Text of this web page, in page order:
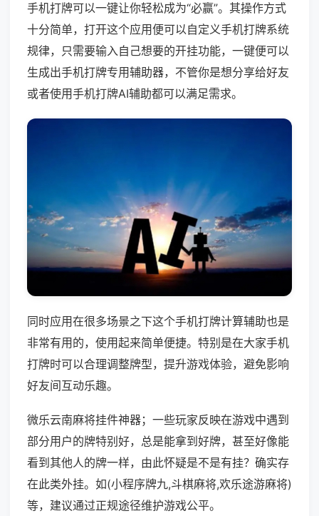
手机打牌可以一键让你轻松成为“必赢”。其操作方式
十分简单，打开这个应用便可以自定义手机打牌系统
规律，只需要输入自己想要的开挂功能，一键便可以
生成出手机打牌专用辅助器，不管你是想分享给好友
或者使用手机打牌AI辅助都可以满足需求。
同时应用在很多场景之下这个手机打牌计算辅助也是
非常有用的，使用起来简单便捷。特别是在大家手机
打牌时可以合理调整牌型，提升游戏体验，避免影响
好友间互动乐趣。
微乐云南麻将挂件神器；一些玩家反映在游戏中遇到
部分用户的牌特别好，总是能拿到好牌，甚至好像能
看到其他人的牌一样，由此怀疑是不是有挂？确实存
在此类外挂。如(小程序牌九,斗棋麻将,欢乐途游麻将)
等，建议通过正规途径维护游戏公平。